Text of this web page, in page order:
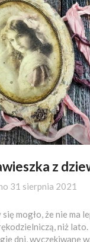
z
31 sierpnia 2021
mogło, że nie ma
niż
dni, wyczekiwane